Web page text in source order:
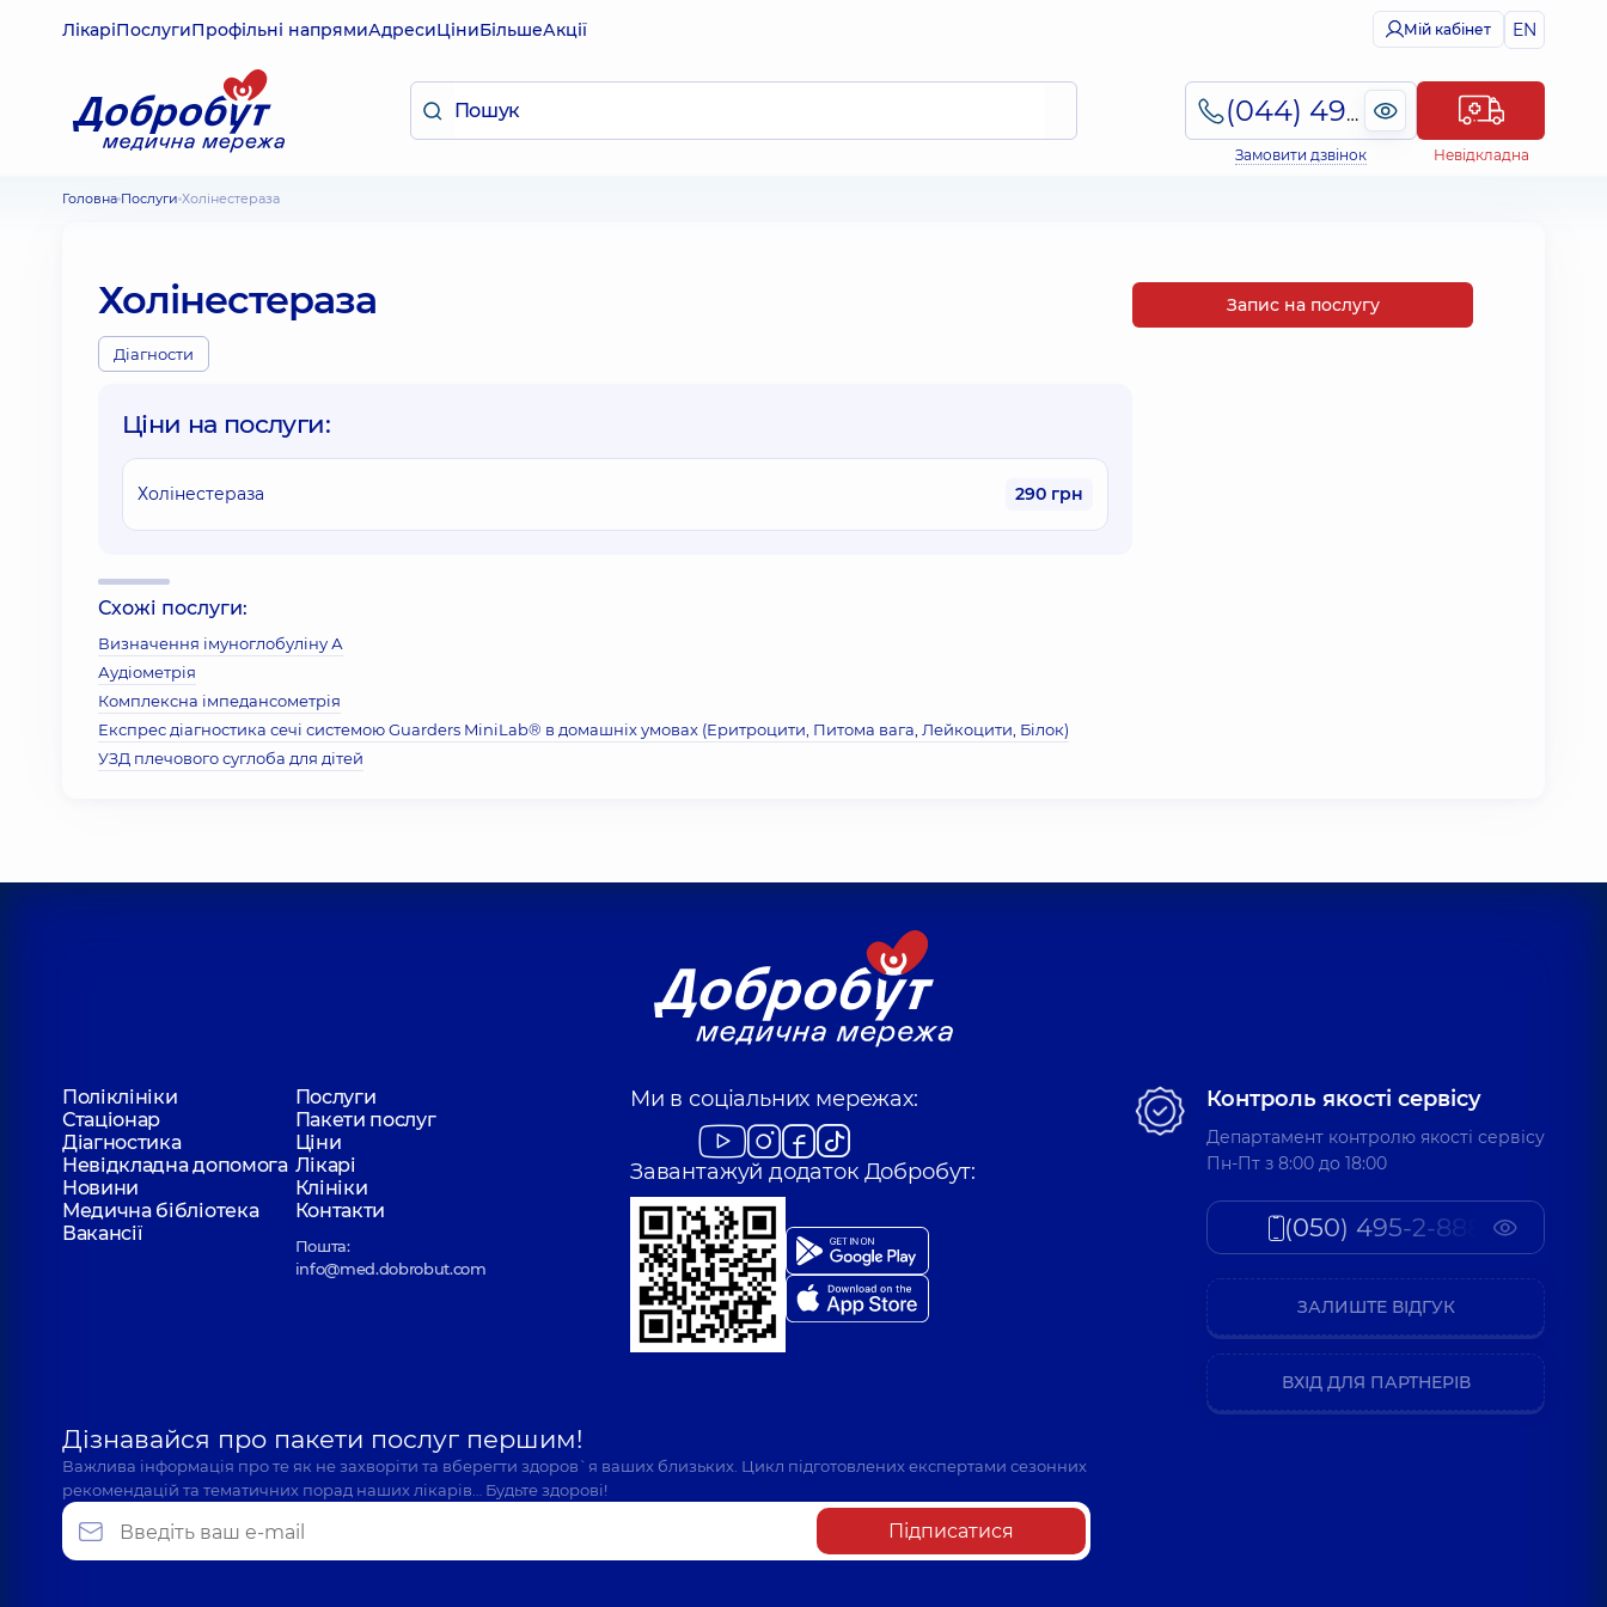
ЛікаріПослугиПрофільні напрямиАдресиЦіниБільшеАкції Мій кабінет EN
(044) 495-2-888
Замовити дзвінок Невідкладна
Головна Послуги Холінестераза
Холінестераза
Діагности
Ціни на послуги:
Холінестераза 290 грн
Схожі послуги:
Визначення імуноглобуліну А
Аудіометрія
Комплексна імпедансометрія
Експрес діагностика сечі системою Guarders MiniLab® в домашніх умовах (Еритроцити, Питома вага, Лейкоцити, Бiлок)
УЗД плечового суглоба для дітей
Запис на послугу
Поліклініки
Послуги
Стаціонар
Пакети послуг
Діагностика
Ціни
Невідкладна допомога Лікарі
Новини
Клініки
Медична бібліотека
Контакти
Вакансії
Пошта:
info@med.dobrobut.com
Ми в соціальних мережах:
Завантажуй додаток Добробут:
Дізнавайся про пакети послуг першим!
Важлива інформація про те як не захворіти та вберегти здоров`я ваших близьких. Цикл підготовлених експертами сезонних
рекомендацій та тематичних порад наших лікарів… Будьте здорові!
Підписатися
Контроль якості сервісу
Департамент контролю якості сервісу
Пн-Пт з 8:00 до 18:00
(050) 495-2-888
ЗАЛИШТЕ ВІДГУК
ВХІД ДЛЯ ПАРТНЕРІВ